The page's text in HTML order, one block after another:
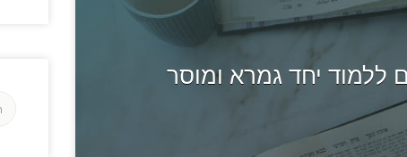
ללמוד יחד גמרא ומוסר